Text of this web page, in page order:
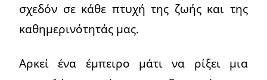
σχεδόν σε κάθε πτυχή της ζωής και της
καθημερινότητάς μας.
Αρκεί ένα έμπειρο μάτι να ρίξει μια